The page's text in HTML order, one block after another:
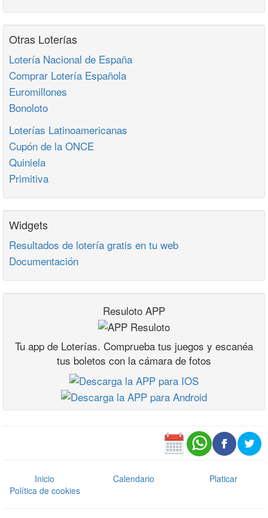
Otras Loterías
Lotería Nacional de España
Comprar Lotería Española
Euromillones
Bonoloto
Loterías Latinoamericanas
Cupón de la ONCE
Quiniela
Primitiva
Widgets
Resultados de lotería gratis en tu web
Documentación
Resuloto APP
Tu app de Loterías. Comprueba tus juegos y escanéa
tus boletos con la cámara de fotos
Inicio Calendario
Platicar
Política de cookies